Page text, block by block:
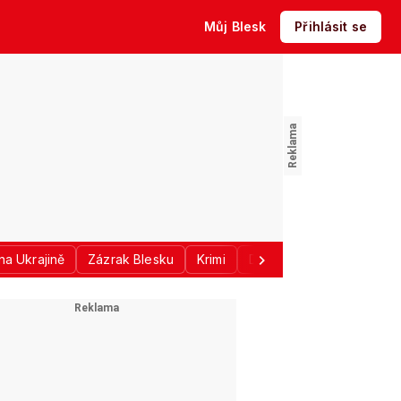
Můj Blesk Přihlásit se
Ukrajině Zázrak Blesku Krimi Donald Trump